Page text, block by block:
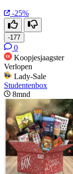
-25%
-177
0
Koopjesjaagster
Verlopen
Lady-Sale
Studentenbox
8mnd